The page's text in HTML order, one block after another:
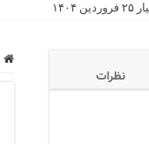
نظرات